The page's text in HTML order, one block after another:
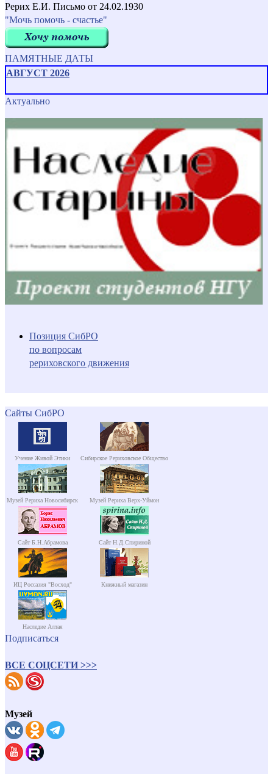
Рерих Е.И. Письмо от 24.02.1930
"Мочь помочь - счастье"
ПАМЯТНЫЕ ДАТЫ
АВГУСТ 2026
Актуально
Позиция СибРО
по вопросам
рериховского движения
Сайты СибРО
Учение Живой Этики Сибирское Рериховское Общество
Музей Рериха Новосибирск Музей Рериха Верх-Уймон
Сайт Б.Н.Абрамова Сайт Н.Д.Спириной
ИЦ Россазия "Восход" Книжный магазин
Наследие Алтая
Подписаться
ВСЕ СОЦСЕТИ >>>
Музей